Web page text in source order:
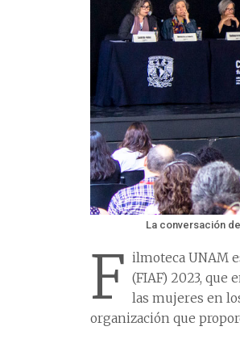
La conversación
F ilmoteca UNAM
(FIAF) 2023, que
las mujeres en
organización que